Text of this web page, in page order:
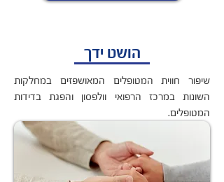
הושט ידך
שיפור חווית המטופלים המאושפזים במחלקות
השונות במרכז הרפואי וולפסון והפגת בדידות
המטופלים.